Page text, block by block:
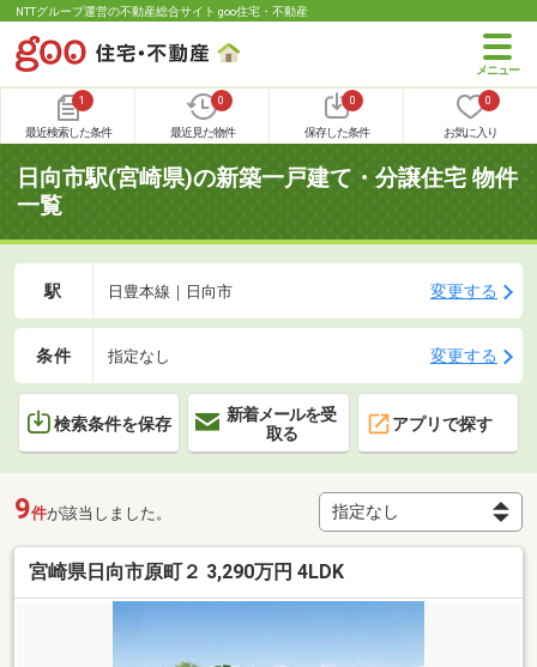
NTTグループ運営の不動産総合サイト goo住宅・不動産
1
最近検索した条件
0
最近見た物件
0
保存した条件
0
お気に入り
日向市駅(宮崎県)の新築一戸建て・分譲住宅 物件
一覧
駅 日豊本線｜日向市 変更する
条件 指定なし 変更する
検索条件を保存
新着メールを受
取る
アプリで探す
9件が該当しました。
宮崎県日向市原町２ 3,290万円 4LDK